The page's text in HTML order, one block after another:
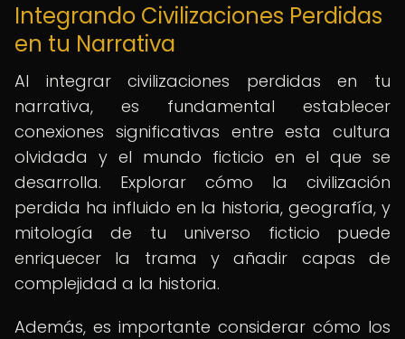
Integrando Civilizaciones Perdidas
en tu Narrativa
Al integrar civilizaciones perdidas en tu
narrativa, es fundamental establecer
conexiones significativas entre esta cultura
olvidada y el mundo ficticio en el que se
desarrolla. Explorar cómo la civilización
perdida ha influido en la historia, geografía, y
mitología de tu universo ficticio puede
enriquecer la trama y añadir capas de
complejidad a la historia.
Además, es importante considerar cómo los